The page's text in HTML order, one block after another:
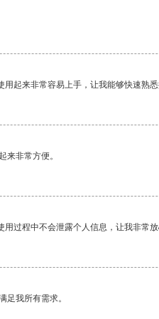
起来非常容易上手，让我能够快速熟悉
来非常方便。
过程中不会泄露个人信息，让我非常放
足我所有需求。